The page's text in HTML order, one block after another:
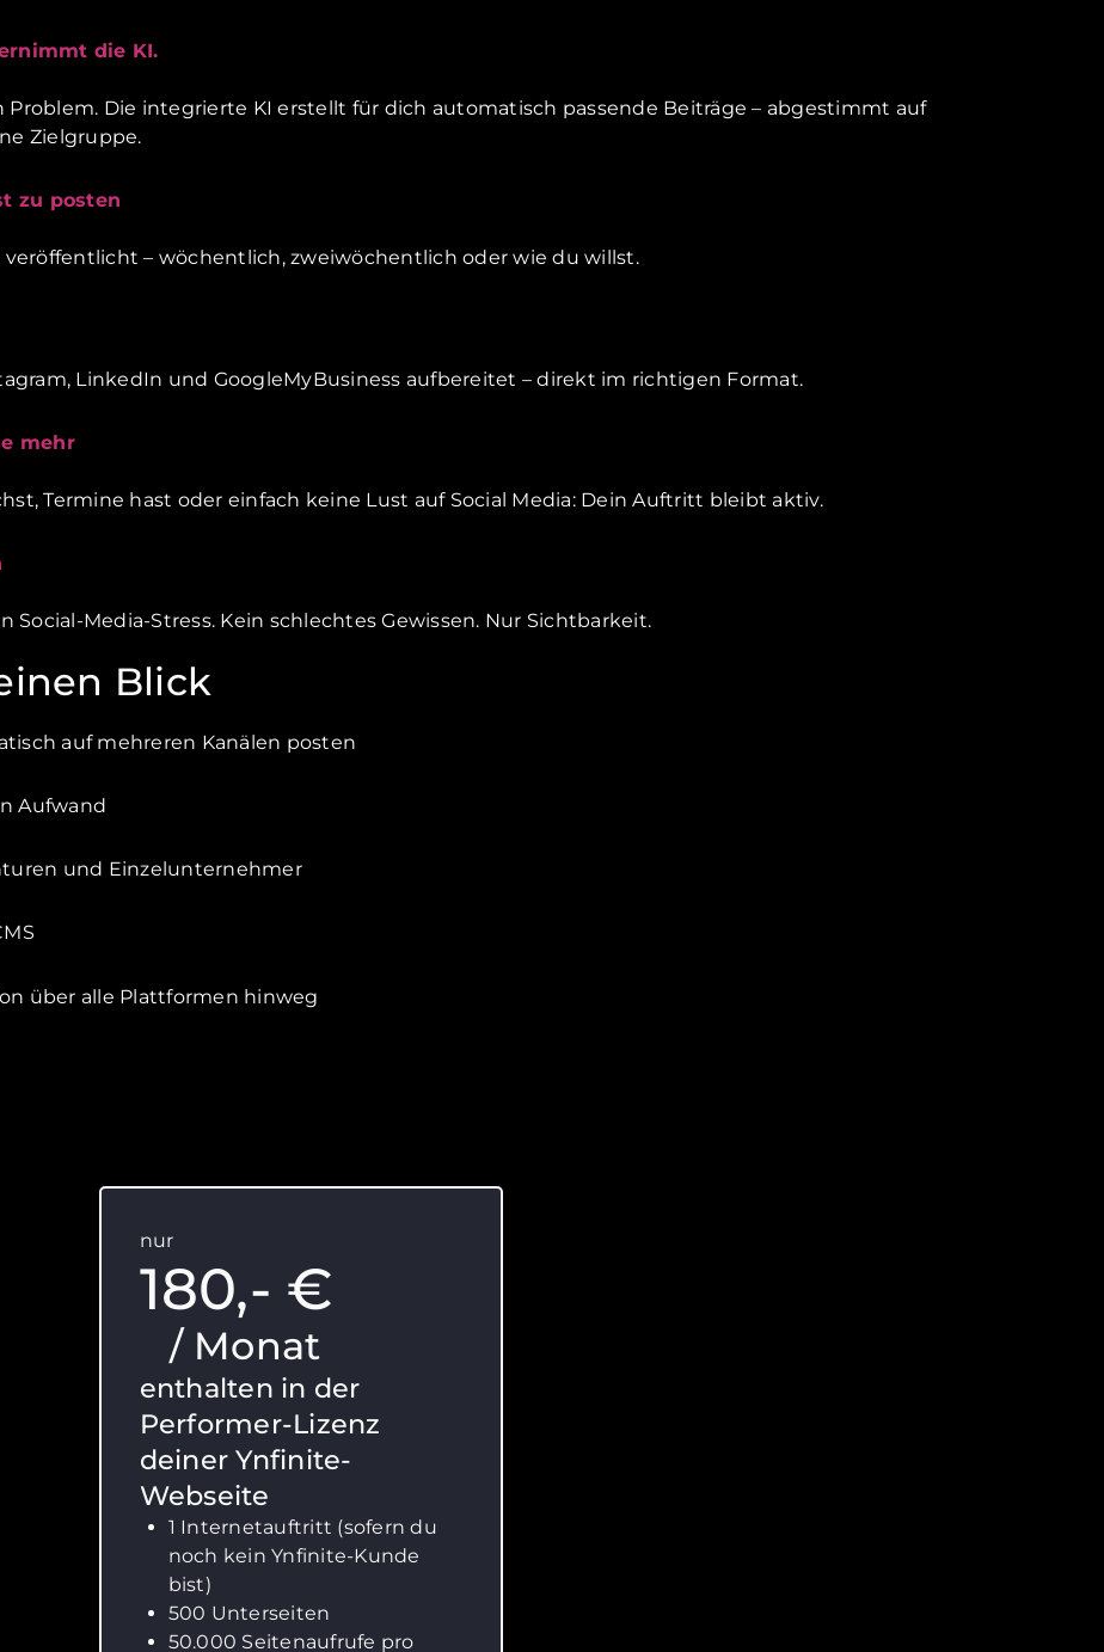
die KI.
Problem. Die integrierte KI erstellt für dich automatisch passende Beiträge – abgestimmt auf
Zielgruppe.
zu posten
– wöchentlich, zweiwöchentlich oder wie du willst.
LinkedIn und GoogleMyBusiness aufbereitet – direkt im richtigen Format.
mehr
Termine hast oder einfach keine Lust auf Social Media: Dein Auftritt bleibt aktiv.
Social-Media-Stress. Kein schlechtes Gewissen. Nur Sichtbarkeit.
Blick
auf mehreren Kanälen posten
Aufwand
und Einzelunternehmer
über alle Plattformen hinweg
nur
180,- €
/ Monat
enthalten in der
Performer-Lizenz
deiner Ynfinite-
Webseite
1 Internetauftritt (sofern du
noch kein Ynfinite-Kunde
bist)
500 Unterseiten
50.000 Seitenaufrufe pro